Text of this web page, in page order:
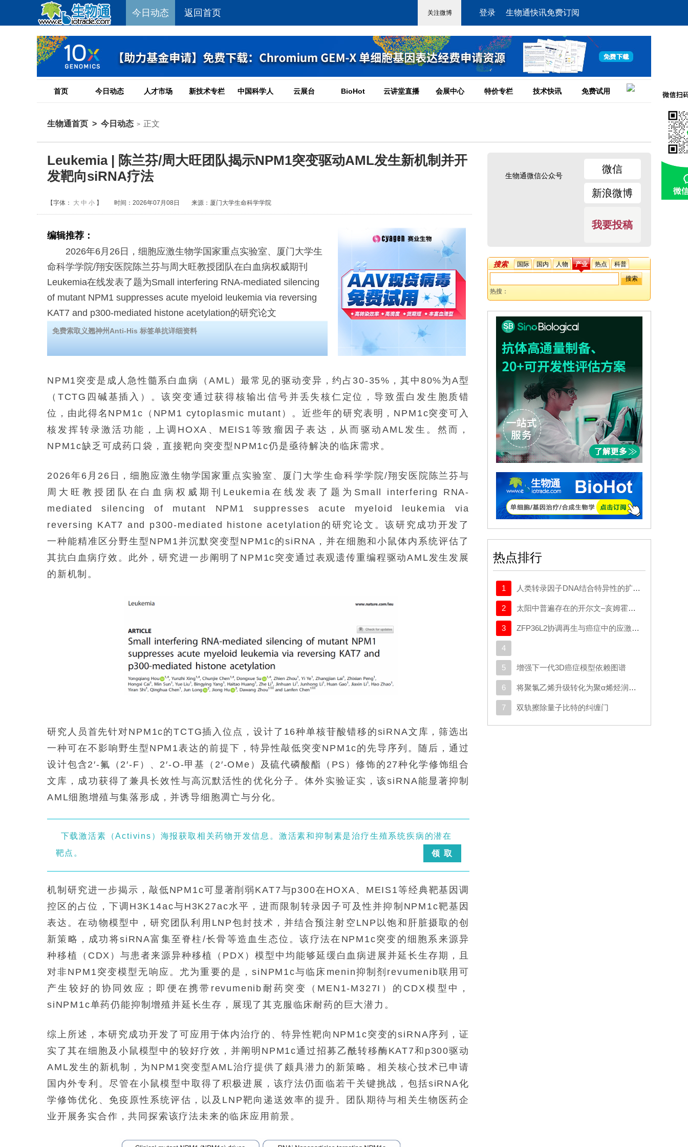
今日动态 返回首页 登录 生物通快讯免费订阅
首页 今日动态 人才市场 新技术专栏 中国科学人 云展台 BioHot 云讲堂直播 会展中心 特价专栏 技术快讯 免费试用
生物通首页 > 今日动态 > 正文
Leukemia | 陈兰芬/周大旺团队揭示NPM1突变驱动AML发生新机制并开
发靶向siRNA疗法
【字体： 大 中 小 】 时间：2026年07月08日 来源：厦门大学生命科学学院
编辑推荐：
2026年6月26日，细胞应激生物学国家重点实验室、厦门大学生
命科学学院/翔安医院陈兰芬与周大旺教授团队在白血病权威期刊
Leukemia在线发表了题为Small interfering RNA-mediated silencing
of mutant NPM1 suppresses acute myeloid leukemia via reversing
KAT7 and p300-mediated histone acetylation的研究论文
免费索取义翘神州Anti-His 标签单抗详细资料
NPM1突变是成人急性髓系白血病（AML）最常见的驱动变异，约占30-35%，其中80%为A型
（TCTG四碱基插入）。该突变通过获得核输出信号并丢失核仁定位，导致蛋白发生胞质错
位，由此得名NPM1c（NPM1 cytoplasmic mutant）。近些年的研究表明，NPM1c突变可入
核发挥转录激活功能，上调HOXA、MEIS1等致瘤因子表达，从而驱动AML发生。然而，
NPM1c缺乏可成药口袋，直接靶向突变型NPM1c仍是亟待解决的临床需求。
2026年6月26日，细胞应激生物学国家重点实验室、厦门大学生命科学学院/翔安医院陈兰芬与
周大旺教授团队在白血病权威期刊Leukemia在线发表了题为Small interfering RNA-
mediated silencing of mutant NPM1 suppresses acute myeloid leukemia via
reversing KAT7 and p300-mediated histone acetylation的研究论文。该研究成功开发了
一种能精准区分野生型NPM1并沉默突变型NPM1c的siRNA，并在细胞和小鼠体内系统评估了
其抗白血病疗效。此外，研究进一步阐明了NPM1c突变通过表观遗传重编程驱动AML发生发展
的新机制。
研究人员首先针对NPM1c的TCTG插入位点，设计了16种单核苷酸错移的siRNA文库，筛选出
一种可在不影响野生型NPM1表达的前提下，特异性敲低突变NPM1c的先导序列。随后，通过
设计包含2′-氟（2′-F）、2′-O-甲基（2′-OMe）及硫代磷酸酯（PS）修饰的27种化学修饰组合
文库，成功获得了兼具长效性与高沉默活性的优化分子。体外实验证实，该siRNA能显著抑制
AML细胞增殖与集落形成，并诱导细胞凋亡与分化。
下载激活素（Activins）海报获取相关药物开发信息。激活素和抑制素是治疗生殖系统疾病的潜在
靶点。
领 取
机制研究进一步揭示，敲低NPM1c可显著削弱KAT7与p300在HOXA、MEIS1等经典靶基因调
控区的占位，下调H3K14ac与H3K27ac水平，进而限制转录因子可及性并抑制NPM1c靶基因
表达。在动物模型中，研究团队利用LNP包封技术，并结合预注射空LNP以饱和肝脏摄取的创
新策略，成功将siRNA富集至脊柱/长骨等造血生态位。该疗法在NPM1c突变的细胞系来源异
种移植（CDX）与患者来源异种移植（PDX）模型中均能够延缓白血病进展并延长生存期，且
对非NPM1突变模型无响应。尤为重要的是，siNPM1c与临床menin抑制剂revumenib联用可
产生较好的协同效应；即便在携带revumenib耐药突变（MEN1-M327I）的CDX模型中，
siNPM1c单药仍能抑制增殖并延长生存，展现了其克服临床耐药的巨大潜力。
综上所述，本研究成功开发了可应用于体内治疗的、特异性靶向NPM1c突变的siRNA序列，证
实了其在细胞及小鼠模型中的较好疗效，并阐明NPM1c通过招募乙酰转移酶KAT7和p300驱动
AML发生的新机制，为NPM1突变型AML治疗提供了颇具潜力的新策略。相关核心技术已申请
国内外专利。尽管在小鼠模型中取得了积极进展，该疗法仍面临若干关键挑战，包括siRNA化
学修饰优化、免疫原性系统评估，以及LNP靶向递送效率的提升。团队期待与相关生物医药企
业开展务实合作，共同探索该疗法未来的临床应用前景。
生物通微信公众号
微信
新浪微博
我要投稿
搜索 国际 国内 人物 产业 热点 科普
热搜：
热点排行
1 人类转录因子DNA结合特异性的扩展密码本
2 太阳中普遍存在的开尔文–亥姆霍兹不稳定性驱动等离子体混合
3 ZFP36L2协调再生与癌症中的应激适应性可塑性
4
5 增强下一代3D癌症模型依赖图谱
6 将聚氯乙烯升级转化为聚α烯烃润滑剂
7 双轨擦除量子比特的纠缠门